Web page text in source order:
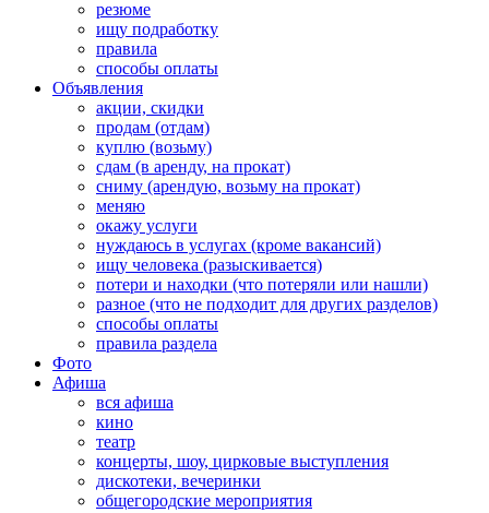
резюме
ищу подработку
правила
способы оплаты
Объявления
акции, скидки
продам (отдам)
куплю (возьму)
сдам (в аренду, на прокат)
сниму (арендую, возьму на прокат)
меняю
окажу услуги
нуждаюсь в услугах (кроме вакансий)
ищу человека (разыскивается)
потери и находки (что потеряли или нашли)
разное (что не подходит для других разделов)
способы оплаты
правила раздела
Фото
Афиша
вся афиша
кино
театр
концерты, шоу, цирковые выступления
дискотеки, вечеринки
общегородские мероприятия